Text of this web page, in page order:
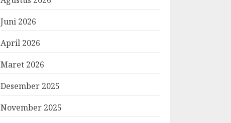
Juni 2026
April 2026
Maret 2026
Desember 2025
November 2025